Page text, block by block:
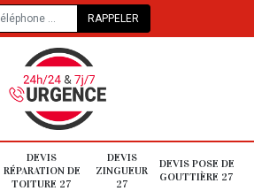
DEVIS
RÉPARATION DE
TOITURE 27
DEVIS
ZINGUEUR
27
DEVIS POSE DE
GOUTTIÈRE 27